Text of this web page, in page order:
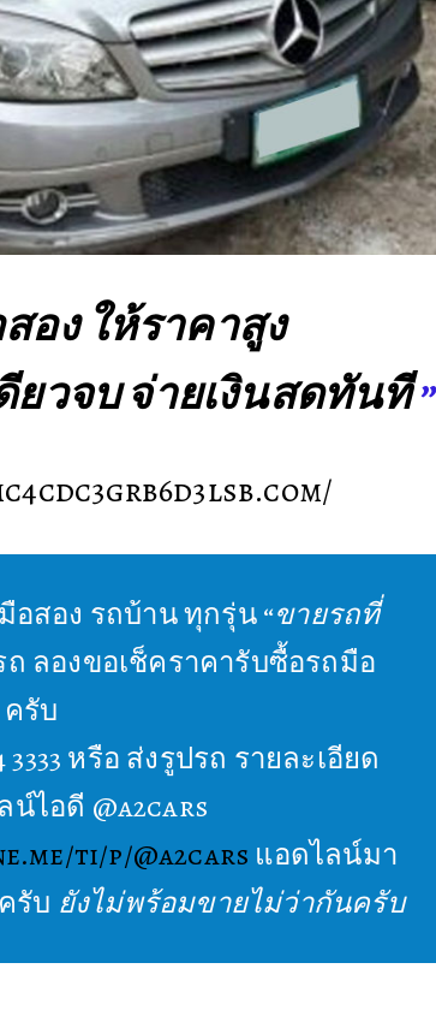
อง ให้ราคาสูง
ยวจบ จ่ายเงินสดทันที”
อสอง รถบ้าน ทุกรุ่น “ขายรถที่
ถ ลองขอเช็คราคารับซื้อรถมือ
รับ
3333 หรือ ส่งรูปรถ รายละเอียด
น์ไอดี @a2cars
ti/p/@a2cars แอดไลน์มา
รับ ยังไม่พร้อมขายไม่ว่ากันครับ